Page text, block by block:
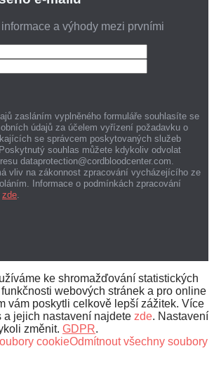
a výhody mezi prvními
zasláním vyplněného formuláře souhlasíte se
údajů za účelem vyřízení požadavku o
se správcem poskytovaných služeb
souhlas můžete kdykoliv odvolat
dataprotection@cordbloodcenter.com.
vliv na zákonnost zpracování vycházejícího ze
Informace o podmínkách zpracování
zde.
ke shromažďování statistických
webových stránek a pro online
vám poskytli celkově lepší zážitek. Více
a jejich nastavení najdete zde. Nastavení
změnit. GDPR.
cookieOdmítnout všechny soubory